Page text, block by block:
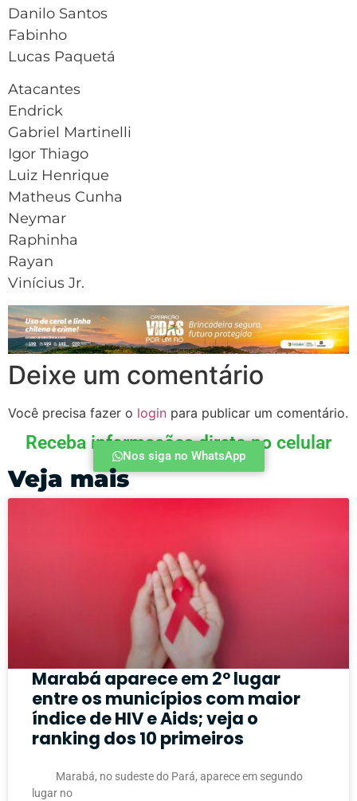
Danilo Santos
Fabinho
Lucas Paquetá
Atacantes
Endrick
Gabriel Martinelli
Igor Thiago
Luiz Henrique
Matheus Cunha
Neymar
Raphinha
Rayan
Vinícius Jr.
Deixe um comentário
Você precisa fazer o login para publicar um comentário.
Receba informações direto no celular
Nos siga no WhatsApp
Veja mais
Marabá aparece em 2º lugar
entre os municípios com maior
índice de HIV e Aids; veja o
ranking dos 10 primeiros
Marabá, no sudeste do Pará, aparece em segundo
lugar no